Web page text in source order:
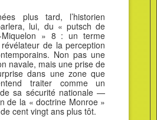
plus tard, l’historien
lui, du « putsch de
Miquelon » 8 : un terme
de la perception
Non pas une
navale, mais une prise de
dans une zone que
traiter comme un
sa sécurité nationale —
de la « doctrine Monroe »
cent vingt ans plus tôt.